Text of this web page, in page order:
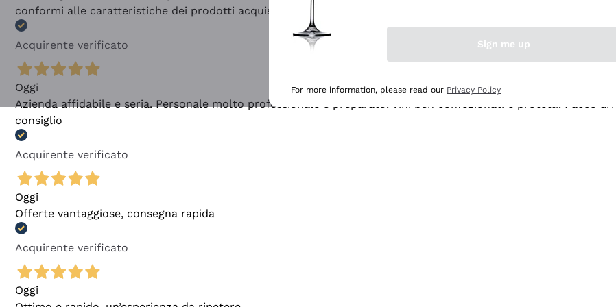
conformi alle caratteristiche dei prodotti acquistati
Acquirente verificato
Oggi
Azienda affidabile e seria. Personale molto professionale e preparato. Vini ben confezionati e protetti. Pacco
consiglio
Acquirente verificato
Oggi
Offerte vantaggiose, consegna rapida
Acquirente verificato
Oggi
Sign me up
For more information, please read our Privacy Policy